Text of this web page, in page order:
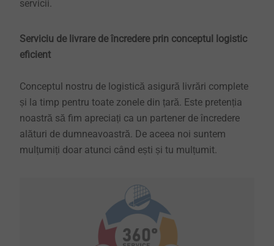
servicii.
Serviciu de livrare de încredere prin conceptul logistic
eficient
​​​​​​​Conceptul nostru de logistică asigură livrări complete
și la timp pentru toate zonele din țară. Este pretenția
noastră să fim apreciați ca un partener de încredere
alături de dumneavoastră. De aceea noi suntem
mulțumiți doar atunci când ești și tu mulțumit.